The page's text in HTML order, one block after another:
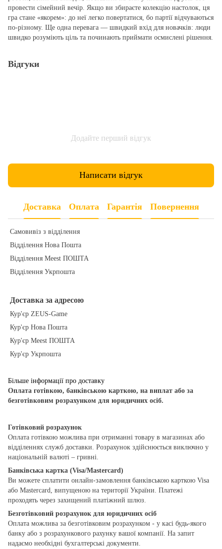
провести сімейний вечір. Якщо ви збираєте колекцію настолок, ця
гра стане «якорем»: до неї легко повертатися, бо партії відчуваються
по‑різному. Ще одна перевага — швидкий вхід для новачків: люди
швидко розуміють ціль та починають приймати осмислені рішення.
Відгуки
Додайте перший відгук
Написати відгук
Доставка Оплата Гарантія Повернення
Самовивіз з відділення
Відділення Нова Пошта
Відділення Meest ПОШТА
Відділення Укрпошта
Доставка за адресою
Кур'єр ZEUS-Game
Кур'єр Нова Пошта
Кур'єр Meest ПОШТА
Кур'єр Укрпошта
Більше інформації про доставку
Оплата готівкою, банківською карткою, на виплат або за
безготівковим розрахунком для юридичних осіб.
Готівковий розрахунок
Оплата готівкою можлива при отриманні товару в магазинах або
відділеннях служб доставки. Розрахунок здійснюється виключно у
національній валюті – гривні.
Банківська картка (Visa/Mastercard)
Ви можете сплатити онлайн-замовлення банківською карткою Visa
або Mastercard, випущеною на території України. Платежі
проходять через захищений платіжний шлюз.
Безготівковий розрахунок для юридичних осіб
Оплата можлива за безготівковим розрахунком - у касі будь-якого
банку або з розрахункового рахунку вашої компанії. На запит
надаємо необхідні бухгалтерські документи.